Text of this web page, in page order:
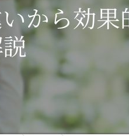
メンタル
から効